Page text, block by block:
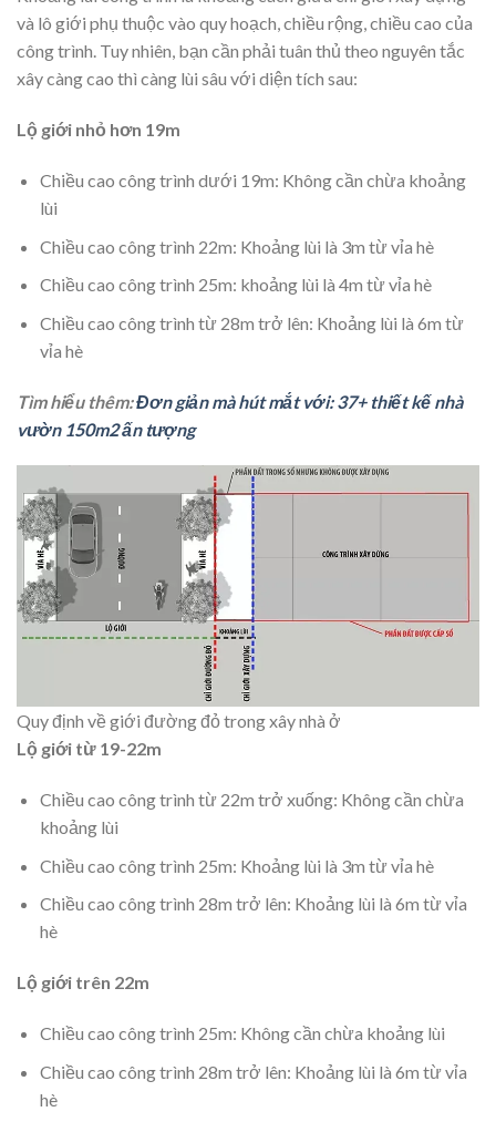
và lô giới phụ thuộc vào quy hoạch, chiều rộng, chiều cao của
công trình. Tuy nhiên, bạn cần phải tuân thủ theo nguyên tắc
xây càng cao thì càng lùi sâu với diện tích sau:
Lộ giới nhỏ hơn 19m
Chiều cao công trình dưới 19m: Không cần chừa khoảng
lùi
Chiều cao công trình 22m: Khoảng lùi là 3m từ vỉa hè
Chiều cao công trình 25m: khoảng lùi là 4m từ vỉa hè
Chiều cao công trình từ 28m trở lên: Khoảng lùi là 6m từ
vỉa hè
Tìm hiểu thêm:Đơn giản mà hút mắt với: 37+ thiết kế nhà
vườn 150m2 ấn tượng
Quy định về giới đường đỏ trong xây nhà ở
Lộ giới từ 19-22m
Chiều cao công trình từ 22m trở xuống: Không cần chừa
khoảng lùi
Chiều cao công trình 25m: Khoảng lùi là 3m từ vỉa hè
Chiều cao công trình 28m trở lên: Khoảng lùi là 6m từ vỉa
hè
Lộ giới trên 22m
Chiều cao công trình 25m: Không cần chừa khoảng lùi
Chiều cao công trình 28m trở lên: Khoảng lùi là 6m từ vỉa
hè